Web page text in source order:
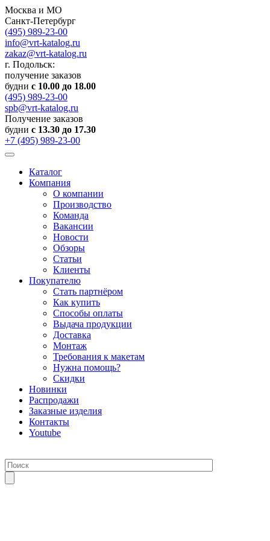
Москва и МО
Санкт-Петербург
(495) 989-23-00
info@vrt-katalog.ru
zakaz@vrt-katalog.ru
г. Подольск:
получение заказов
будни с 10.00 до 18.00
(495) 989-23-00
spb@vrt-katalog.ru
Получение заказов
будни с 13.30 до 17.30
+7 (495) 989-23-00
Каталог
Компания
О компании
Производство
Команда
Вакансии
Новости
Обзоры
Статьи
Клиенты
Покупателю
Стать партнёром
Как купить
Способы оплаты
Выдача продукции
Доставка
Монтаж
Требования к макетам
Нужна помощь?
Скидки
Новинки
Распродажи
Заказные изделия
Контакты
Youtube